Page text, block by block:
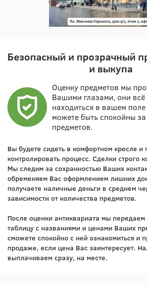
Безопасный и прозрачный
и выкупа
Оценку предметов мы
Вашими глазами, они всё
находиться в вашем
можете быть спокойны
предметов.
Вы будете сидеть в комфортном кресле и
контролировать процесс. Сделки строго
Мы следим за сохранностью Ваших
обременяем Вас оформлением лишних
получаете наличные деньги в среднем
зависимости от количества предметов.
После оценки антиквариата мы
таблицу с названиями и ценами Ваших
сможете спокойно с ней ознакомиться и
продаже, если цена Вас заинтересует.
выплачиваем сразу, на месте.